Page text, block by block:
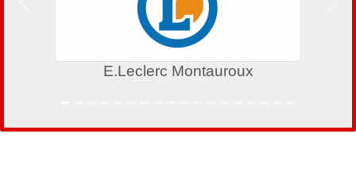
E.Leclerc Montauroux